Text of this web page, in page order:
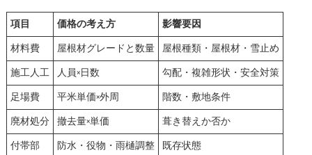
項目 価格の考え方
影響要因
材料費
屋根材グレードと数量 屋根種類・屋根材・雪止め
施工人工 人員×日数
勾配・複雑形状・安全対策
足場費
平米単価×外周
階数・敷地条件
廃材処分 撤去量×単価
葺き替えか否か
付帯部
防水・役物・雨樋調整 既存状態